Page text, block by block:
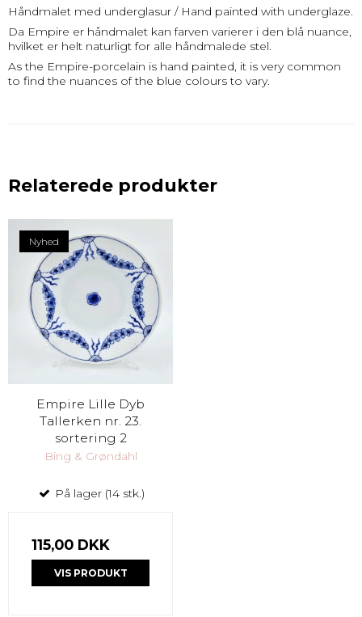
Håndmalet med underglasur / Hand painted with underglaze.
Da Empire er håndmalet kan farven varierer i den blå nuance,
hvilket er helt naturligt for alle håndmalede stel.
As the Empire-porcelain is hand painted, it is very common
to find the nuances of the blue colours to vary.
Relaterede produkter
Nyhed
Empire Lille Dyb
Tallerken nr. 23.
sortering 2
Bing & Grøndahl
På lager (14 stk.)
115,00 DKK
VIS PRODUKT